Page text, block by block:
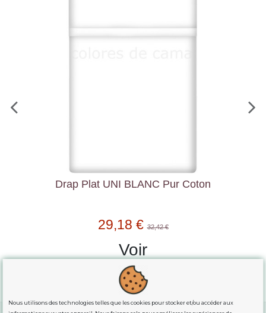
Taie D'Oreiller UNI BLANC Pur Coton
8,63 €
Nous utilisons des technologies telles que les cookies pour stocker et/ou accéder aux